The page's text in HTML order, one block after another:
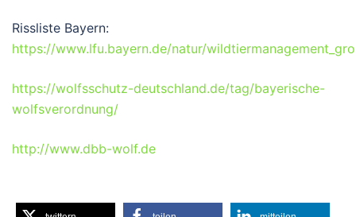
Rissliste Bayern:
https://www.lfu.bayern.de/natur/
https://wolfsschutz-deutschland.de/tag/bayerische-
wolfsverordnung/
http://www.dbb-wolf.de